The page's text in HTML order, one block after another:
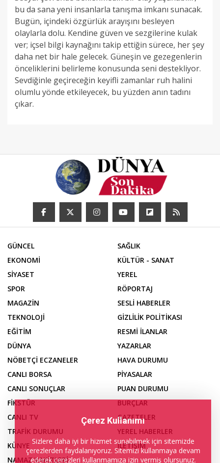
bu da sana yeni insanlarla tanışma imkanı sunacak.
Bugün, içindeki özgürlük arayışını besleyen
olaylarla dolu. Kendine güven ve sezgilerine kulak
ver; içsel bilgi kaynağını takip ettiğin sürece, her şey
daha net bir hale gelecek. Güneşin ve gezegenlerin
önceliklerini belirleme konusunda seni destekliyor.
Sevdiğinle geçireceğin keyifli zamanlar ruh halini
olumlu yönde etkileyecek, bu yüzden anın tadını
çıkar.
GÜNCEL
EKONOMİ
SİYASET
SPOR
MAGAZİN
TEKNOLOJİ
EĞİTİM
DÜNYA
SAĞLIK
KÜLTÜR - SANAT
YEREL
RÖPORTAJ
SESLİ HABERLER
GİZLİLİK POLİTİKASI
RESMİ İLANLAR
YAZARLAR
NÖBETÇİ ECZANELER
CANLI BORSA
CANLI SONUÇLAR
FİKSTÜR
CANLI TV
TRAFİK DURUMU
KÜNYE
NAMAZ VAKİTLERİ
HAVA DURUMU
PİYASALAR
PUAN DURUMU
BURÇLAR
GAZETELER
YEREL HABERLER
İLETİŞİM
Çerez Kullanımı
Sizlere daha iyi bir hizmet sunabilmek için sitemizde
çerezlerden faydalanıyoruz. Sitemizi kullanmaya devam
ederek çerezleri kullanmamıza izin vermiş olursunuz.